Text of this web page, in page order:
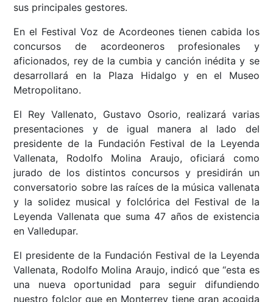
sus principales gestores.
En el Festival Voz de Acordeones tienen cabida los
concursos de acordeoneros profesionales y
aficionados, rey de la cumbia y canción inédita y se
desarrollará en la Plaza Hidalgo y en el Museo
Metropolitano.
El Rey Vallenato, Gustavo Osorio, realizará varias
presentaciones y de igual manera al lado del
presidente de la Fundación Festival de la Leyenda
Vallenata, Rodolfo Molina Araujo, oficiará como
jurado de los distintos concursos y presidirán un
conversatorio sobre las raíces de la música vallenata
y la solidez musical y folclórica del Festival de la
Leyenda Vallenata que suma 47 años de existencia
en Valledupar.
El presidente de la Fundación Festival de la Leyenda
Vallenata, Rodolfo Molina Araujo, indicó que “esta es
una nueva oportunidad para seguir difundiendo
nuestro folclor que en Monterrey tiene gran acogida